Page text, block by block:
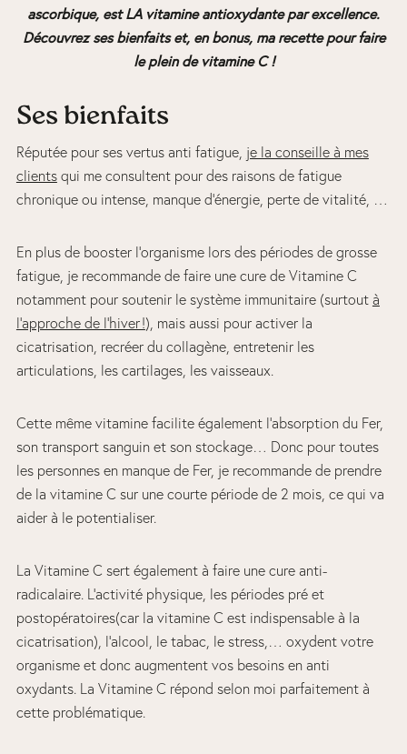
ascorbique, est LA vitamine antioxydante par excellence.
Découvrez ses bienfaits et, en bonus, ma recette pour faire
le plein de vitamine C !
Ses bienfaits
Réputée pour ses vertus anti fatigue, je la conseille à mes
clientsqui me consultent pour des raisons de fatigue
chronique ou intense, manque d’énergie, perte de vitalité, …
En plus de booster l’organisme lors des périodes de grosse
fatigue, je recommande de faire une cure de Vitamine C
notamment pour soutenir le système immunitaire (surtout à
l’approche de l’hiver !), mais aussi pour activer la
cicatrisation, recréer du collagène, entretenir les
articulations, les cartilages, les vaisseaux.
Cette même vitamine facilite également l’absorption du Fer,
son transport sanguin et son stockage… Donc pour toutes
les personnes en manque de Fer, je recommande de prendre
de la vitamine C sur une courte période de 2 mois, ce qui va
aider à le potentialiser.
La Vitamine C sert également à faire une cure anti-
radicalaire. L’activité physique, les périodes pré et
postopératoires(car la vitamine C est indispensable à la
cicatrisation), l’alcool, le tabac, le stress,… oxydent votre
organisme et donc augmentent vos besoins en anti
oxydants. La Vitamine C répond selon moi parfaitement à
cette problématique.